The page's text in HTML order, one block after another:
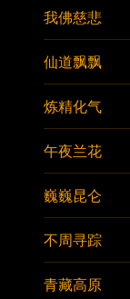
我佛慈悲
仙道飘飘
炼精化气
午夜兰花
巍巍昆仑
不周寻踪
青藏高原